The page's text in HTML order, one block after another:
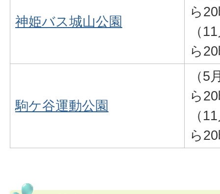
神姫バス城山公園
ら
（
ら
駒ケ谷運動公園
（5
ら
（
ら